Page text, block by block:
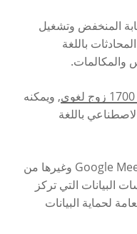
المنخفض وتشغيل
باللغة
والمكالمات.
, ويمكنه
باللغة
4. يعمل عبر Zoom و Teams و Google Meet وغيرها من
البيانات التي تركز
لحماية البيانات